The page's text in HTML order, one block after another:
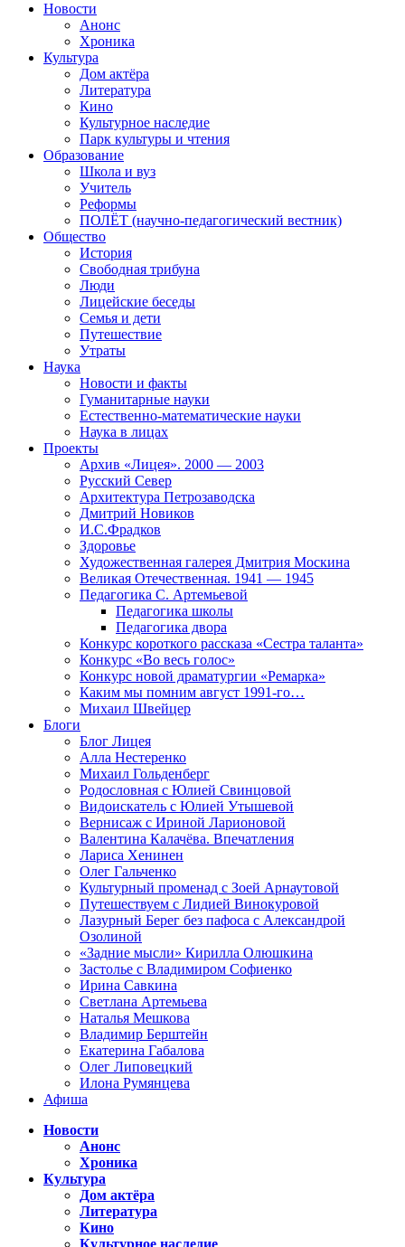
Новости
Анонс
Хроника
Культура
Дом актёра
Литература
Кино
Культурное наследие
Парк культуры и чтения
Образование
Школа и вуз
Учитель
Реформы
ПОЛЁТ (научно-педагогический вестник)
Общество
История
Свободная трибуна
Люди
Лицейские беседы
Семья и дети
Путешествие
Утраты
Наука
Новости и факты
Гуманитарные науки
Естественно-математические науки
Наука в лицах
Проекты
Архив «Лицея». 2000 — 2003
Русский Север
Архитектура Петрозаводска
Дмитрий Новиков
И.С.Фрадков
Здоровье
Художественная галерея Дмитрия Москина
Великая Отечественная. 1941 — 1945
Педагогика С. Артемьевой
Педагогика школы
Педагогика двора
Конкурс короткого рассказа «Сестра таланта»
Конкурс «Во весь голос»
Конкурс новой драматургии «Ремарка»
Каким мы помним август 1991-го…
Михаил Швейцер
Блоги
Блог Лицея
Алла Нестеренко
Михаил Гольденберг
Родословная с Юлией Свинцовой
Видоискатель с Юлией Утышевой
Вернисаж с Ириной Ларионовой
Валентина Калачёва. Впечатления
Лариса Хенинен
Олег Гальченко
Культурный променад с Зоей Арнаутовой
Путешествуем с Лидией Винокуровой
Лазурный Берег без пафоса с Александрой
Озолиной
«Задние мысли» Кирилла Олюшкина
Застолье с Владимиром Софиенко
Ирина Савкина
Светлана Артемьева
Наталья Мешкова
Владимир Берштейн
Екатерина Габалова
Олег Липовецкий
Илона Румянцева
Афиша
Новости
Анонс
Хроника
Культура
Дом актёра
Литература
Кино